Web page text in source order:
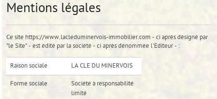
Mentions légales
Ce site https://www.lacleduminervois-immobilier.com - ci après désigné par
"le Site" - est édité par la société - ci après dénommée l'Editeur - :
Raison sociale LA CLE DU MINERVOIS
Forme sociale
Société à responsabilité
limité